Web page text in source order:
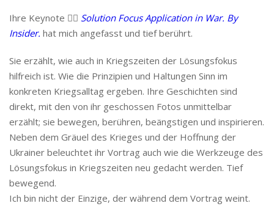
Ihre Keynote 👉🏻 Solution Focus Application in War. By
Insider. hat mich angefasst und tief berührt.
Sie erzählt, wie auch in Kriegszeiten der Lösungsfokus
hilfreich ist. Wie die Prinzipien und Haltungen Sinn im
konkreten Kriegsalltag ergeben. Ihre Geschichten sind
direkt, mit den von ihr geschossen Fotos unmittelbar
erzählt; sie bewegen, berühren, beängstigen und inspirieren.
Neben dem Gräuel des Krieges und der Hoffnung der
Ukrainer beleuchtet ihr Vortrag auch wie die Werkzeuge des
Lösungsfokus in Kriegszeiten neu gedacht werden. Tief
bewegend.
Ich bin nicht der Einzige, der während dem Vortrag weint.